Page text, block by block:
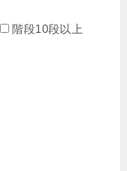
階段10段以上